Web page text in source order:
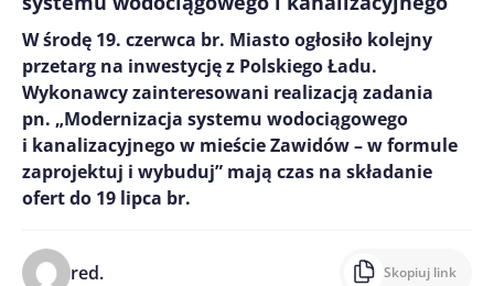
W środę 19. czerwca br. Miasto ogłosiło kolejny
przetarg na inwestycję z Polskiego Ładu.
Wykonawcy zainteresowani realizacją zadania
pn. „Modernizacja systemu wodociągowego
i kanalizacyjnego w mieście Zawidów – w formule
zaprojektuj i wybuduj” mają czas na składanie
ofert do 19 lipca br.
red. Skopiuj link